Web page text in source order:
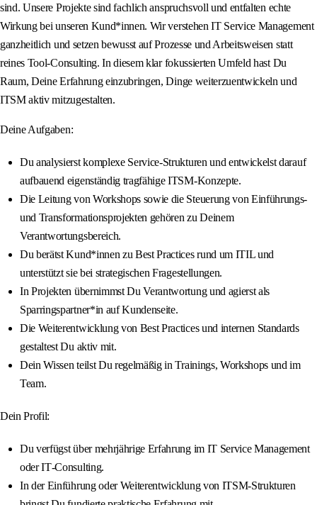
sind. Unsere Projekte sind fachlich anspruchsvoll und entfalten echte
Wirkung bei unseren Kund*innen. Wir verstehen IT Service Management
ganzheitlich und setzen bewusst auf Prozesse und Arbeitsweisen statt
reines Tool‑Consulting. In diesem klar fokussierten Umfeld hast Du
Raum, Deine Erfahrung einzubringen, Dinge weiterzuentwickeln und
ITSM aktiv mitzugestalten.
Deine Aufgaben:
Du analysierst komplexe Service‑Strukturen und entwickelst darauf
aufbauend eigenständig tragfähige ITSM‑Konzepte.
Die Leitung von Workshops sowie die Steuerung von Einführungs‑
und Transformationsprojekten gehören zu Deinem
Verantwortungsbereich.
Du berätst Kund*innen zu Best Practices rund um ITIL und
unterstützt sie bei strategischen Fragestellungen.
In Projekten übernimmst Du Verantwortung und agierst als
Sparringspartner*in auf Kundenseite.
Die Weiterentwicklung von Best Practices und internen Standards
gestaltest Du aktiv mit.
Dein Wissen teilst Du regelmäßig in Trainings, Workshops und im
Team.
Dein Profil:
Du verfügst über mehrjährige Erfahrung im IT Service Management
oder IT‑Consulting.
In der Einführung oder Weiterentwicklung von ITSM‑Strukturen